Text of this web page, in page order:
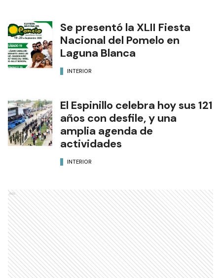
Se presentó la XLII Fiesta
Nacional del Pomelo en
Laguna Blanca
INTERIOR
El Espinillo celebra hoy sus 121
años con desfile, y una
amplia agenda de
actividades
INTERIOR
Ads